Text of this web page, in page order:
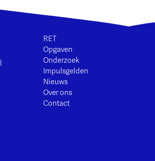
RET
Opgaven
Onderzoek
Impulsgelden
Nieuws
Over ons
Contact